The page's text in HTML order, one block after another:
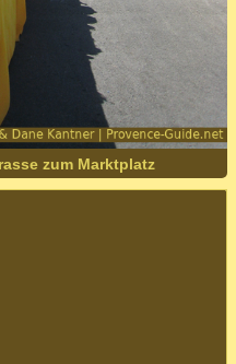
zum Marktplatz